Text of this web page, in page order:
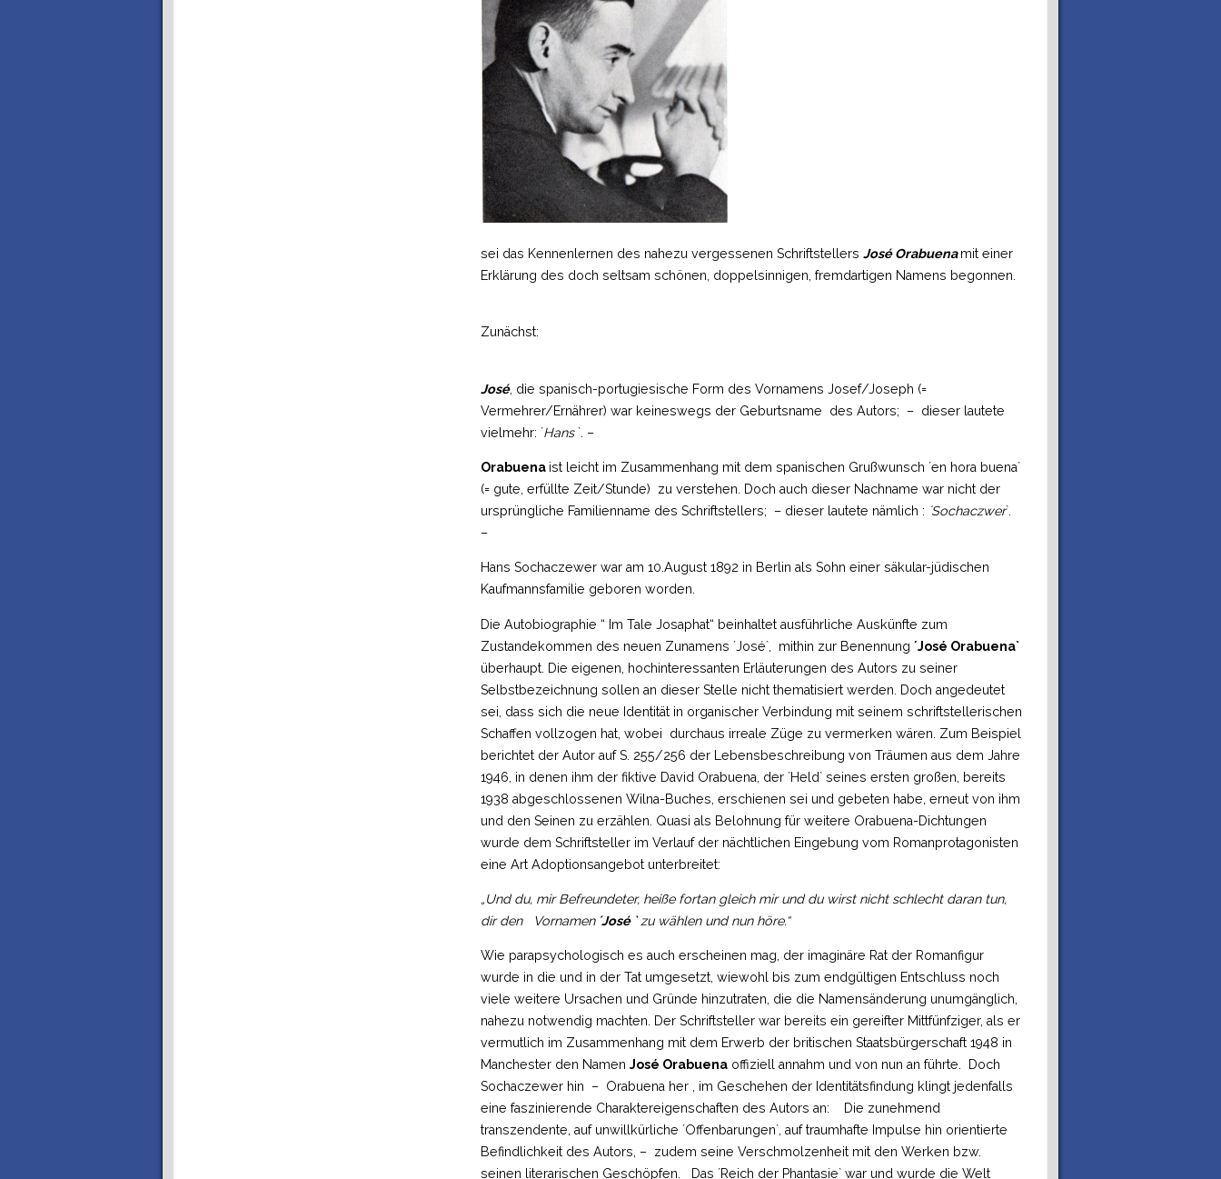
sei das Kennenlernen des nahezu vergessenen SchriftstellersJosé Orabuenamit einer
Erklärung des doch seltsam schönen, doppelsinnigen, fremdartigen Namens begonnen.
Zunächst:
José, die spanisch-portugiesische Form des Vornamens Josef/Joseph (=
Vermehrer/Ernährer) war keineswegs der Geburtsname des Autors; – dieser lautete
vielmehr: ´Hans `. –
Orabuena ist leicht im Zusammenhang mit dem spanischen Grußwunsch ´en hora buena`
(= gute, erfüllte Zeit/Stunde) zu verstehen. Doch auch dieser Nachname war nicht der
ursprüngliche Familienname des Schriftstellers; – dieser lautete nämlich : ´Sochaczwer`.
–
Hans Sochaczewer war am 10.August 1892 in Berlin als Sohn einer säkular-jüdischen
Kaufmannsfamilie geboren worden.
Die Autobiographie “ Im Tale Josaphat“ beinhaltet ausführliche Auskünfte zum
Zustandekommen des neuen Zunamens ´José`, mithin zur Benennung´José Orabuena`
überhaupt. Die eigenen, hochinteressanten Erläuterungen des Autors zu seiner
Selbstbezeichnung sollen an dieser Stelle nicht thematisiert werden. Doch angedeutet
sei, dass sich die neue Identität in organischer Verbindung mit seinem schriftstellerischen
Schaffen vollzogen hat, wobei durchaus irreale Züge zu vermerken wären. Zum Beispiel
berichtet der Autor auf S. 255/256 der Lebensbeschreibung von Träumen aus dem Jahre
1946, in denen ihm der fiktive David Orabuena, der ´Held` seines ersten großen, bereits
1938 abgeschlossenen Wilna-Buches, erschienen sei und gebeten habe, erneut von ihm
und den Seinen zu erzählen. Quasi als Belohnung für weitere Orabuena-Dichtungen
wurde dem Schriftsteller im Verlauf der nächtlichen Eingebung vom Romanprotagonisten
eine Art Adoptionsangebot unterbreitet:
„Und du, mir Befreundeter, heiße fortan gleich mir und du wirst nicht schlecht daran tun,
dir den Vornamen´José `zu wählen und nun höre.“
Wie parapsychologisch es auch erscheinen mag, der imaginäre Rat der Romanfigur
wurde in die und in der Tat umgesetzt, wiewohl bis zum endgültigen Entschluss noch
viele weitere Ursachen und Gründe hinzutraten, die die Namensänderung unumgänglich,
nahezu notwendig machten. Der Schriftsteller war bereits ein gereifter Mittfünfziger, als er
vermutlich im Zusammenhang mit dem Erwerb der britischen Staatsbürgerschaft 1948 in
Manchester den NamenJosé Orabuena offiziell annahm und von nun an führte. Doch
Sochaczewer hin – Orabuena her , im Geschehen der Identitätsfindung klingt jedenfalls
eine faszinierende Charaktereigenschaften des Autors an: Die zunehmend
transzendente, auf unwillkürliche ´Offenbarungen`, auf traumhafte Impulse hin orientierte
Befindlichkeit des Autors, – zudem seine Verschmolzenheit mit den Werken bzw.
seinen literarischen Geschöpfen. Das ´Reich der Phantasie` war und wurde die Welt